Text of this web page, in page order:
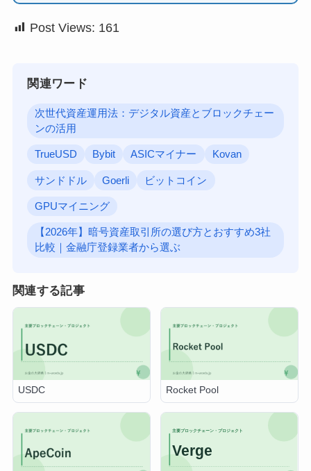
Post Views: 161
関連ワード
次世代資産運用法：デジタル資産とブロックチェー
ンの活用
TrueUSD Bybit ASICマイナー Kovan
サンドドル Goerli ビットコイン
GPUマイニング
【2026年】暗号資産取引所の選び方とおすすめ3社
比較｜金融庁登録業者から選ぶ
関連する記事
USDC Rocket Pool